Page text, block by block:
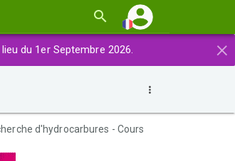
×
du 1er Septembre 2026.
d'hydrocarbures - Cours